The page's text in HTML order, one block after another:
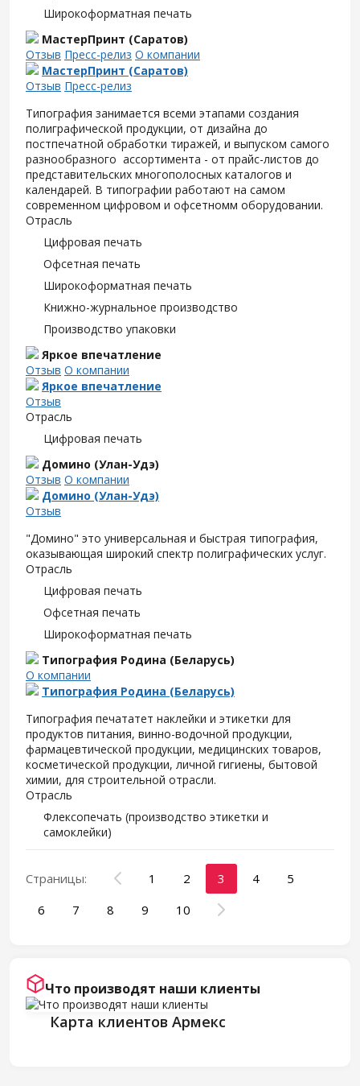
Широкоформатная печать
МастерПринт (Саратов)
Отзыв Пресс-релиз О компании
МастерПринт (Саратов)
Отзыв Пресс-релиз
Типография занимается всеми этапами создания
полиграфической продукции, от дизайна до
постпечатной обработки тиражей, и выпуском самого
разнообразного ассортимента - от прайс-листов до
представительских многополосных каталогов и
календарей. В типографии работают на самом
современном цифровом и офсетномм оборудовании.
Отрасль
Цифровая печать
Офсетная печать
Широкоформатная печать
Книжно-журнальное производство
Производство упаковки
Яркое впечатление
Отзыв О компании
Яркое впечатление
Отзыв
Отрасль
Цифровая печать
Домино (Улан-Удэ)
Отзыв О компании
Домино (Улан-Удэ)
Отзыв
"Домино" это универсальная и быстрая типография,
оказывающая широкий спектр полиграфических услуг.
Отрасль
Цифровая печать
Офсетная печать
Широкоформатная печать
Типография Родина (Беларусь)
О компании
Типография Родина (Беларусь)
Типография печататет наклейки и этикетки для
продуктов питания, винно-водочной продукции,
фармацевтической продукции, медицинских товаров,
косметической продукции, личной гигиены, бытовой
химии, для строительной отрасли.
Отрасль
Флексопечать (производство этикетки и
самоклейки)
Страницы: 1 2 3 4
5
6
7 8 9 10
Что производят наши клиенты
Карта клиентов Армекс